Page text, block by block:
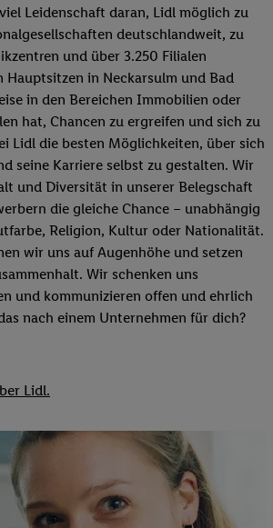
Leidenschaft daran, Lidl möglich zu
deutschlandweit, zu
und über 3.250 Filialen
Hauptsitzen in Neckarsulm und Bad
in den Bereichen Immobilien oder
hat, Chancen zu ergreifen und sich zu
Lidl die besten Möglichkeiten, über sich
seine Karriere selbst zu gestalten. Wir
und Diversität in unserer Belegschaft
die gleiche Chance – unabhängig
Religion, Kultur oder Nationalität.
wir uns auf Augenhöhe und setzen
Wir schenken uns
und kommunizieren offen und ehrlich
nach einem Unternehmen für dich?
Lidl.